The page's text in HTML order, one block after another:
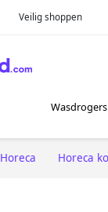
Veilig shoppen
Wasdrogers
Horeca Horeca